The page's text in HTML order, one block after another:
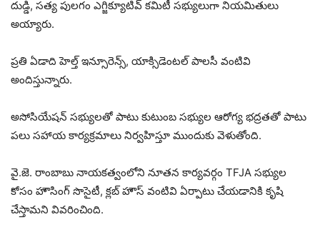
దుడ్డి, సత్య పులగం ఎగ్జిక్యూటివ్ కమిటీ సభ్యులుగా నియమితులు
అయ్యారు.
ప్రతి ఏడాది హెల్త్ ఇన్సూరెన్స్, యాక్సిడెంటల్ పాలసీ వంటివి
అందిస్తున్నారు.
అసోసియేషన్ సభ్యులతో పాటు కుటుంబ సభ్యుల ఆరోగ్య భద్రతతో పాటు
పలు సహాయ కార్యక్రమాలు నిర్వహిస్తూ ముందుకు వెళుతోంది.
వై.జె. రాంబాబు నాయకత్వంలోని నూతన కార్యవర్గం TFJA సభ్యుల
కోసం హౌసింగ్ సొసైటీ, క్లబ్ హౌస్ వంటివి ఏర్పాటు చేయడానికి కృషి
చేస్తామని వివరించింది.